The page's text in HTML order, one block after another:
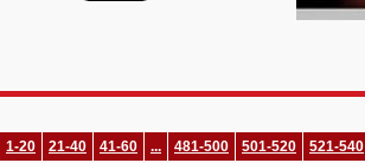
1-20 21-40 41-60 ... 481-500 501-520 521-540